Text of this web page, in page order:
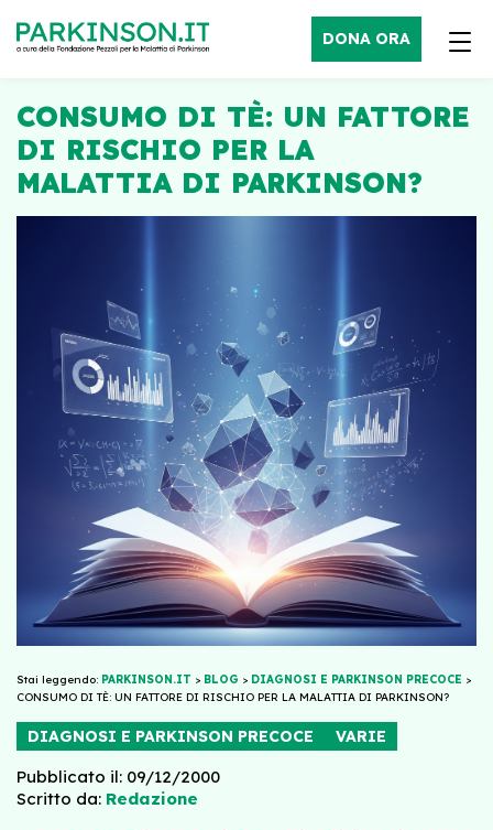
DONA ORA
CONSUMO DI TÈ: UN FATTORE
DI RISCHIO PER LA
MALATTIA DI PARKINSON?
Stai leggendo: PARKINSON.IT > BLOG > DIAGNOSI E PARKINSON PRECOCE >
CONSUMO DI TÈ: UN FATTORE DI RISCHIO PER LA MALATTIA DI PARKINSON?
DIAGNOSI E PARKINSON PRECOCE VARIE
Pubblicato il: 09/12/2000
Scritto da: Redazione